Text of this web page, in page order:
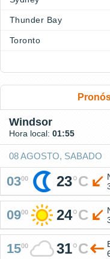
Thunder Bay
Toronto
Windsor
Hora local: 01:55
08 AGOSTO, SABADO
0300 23°C
0900 24°C
1500 31°C